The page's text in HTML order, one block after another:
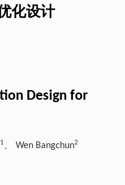
化设计
Design for
1、 Wen Bangchun2